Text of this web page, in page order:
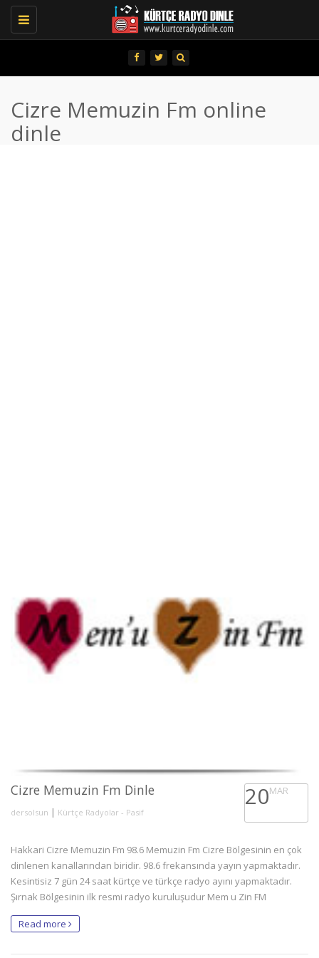
Toggle
navigation
Cizre Memuzin Fm online
dinle
Cizre Memuzin Fm Dinle
dersolsun | Kürtçe Radyolar - Pasif
20MAR
Hakkari Cizre Memuzin Fm 98.6 Memuzin Fm Cizre Bölgesinin en çok
dinlenen kanallarından biridir. 98.6 frekansında yayın yapmaktadır.
Kesintisiz 7 gün 24 saat kürtçe ve türkçe radyo ayını yapmaktadır.
Şırnak Bölgesinin ilk resmi radyo kuruluşudur Mem u Zin FM
Read more